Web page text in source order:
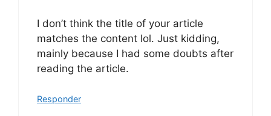
I don’t think the title of your article
matches the content lol. Just kidding,
mainly because I had some doubts after
reading the article.
Responder